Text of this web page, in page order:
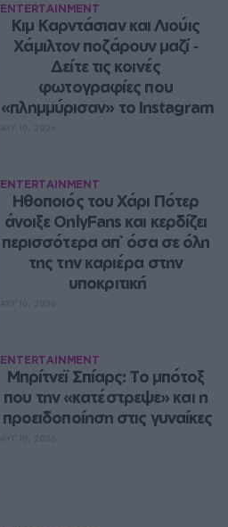
ENTERTAINMENT
Κιμ Καρντάσιαν και Λιούις
Χάμιλτον ποζάρουν μαζί ‑
Δείτε τις κοινές
φωτογραφίες που
«πλημμύρισαν» το Instagram
ENTERTAINMENT
Ηθοποιός του Χάρι Πότερ
άνοιξε OnlyFans και κερδίζει
περισσότερα απ` όσα σε όλη
της την καριέρα στην
υποκριτική
ENTERTAINMENT
Μπρίτνεϊ Σπίαρς: Το μπότοξ
που την «κατέστρεψε» και η
προειδοποίηση στις γυναίκες